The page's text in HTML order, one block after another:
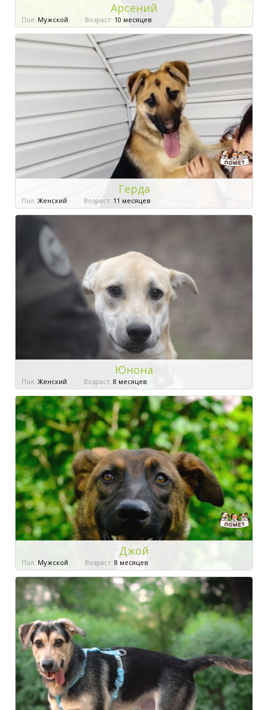
Арсений
Пол: Мужской Возраст: 10 месяцев
Герда
Пол: Женский Возраст: 11 месяцев
Юнона
Пол: Женский Возраст: 8 месяцев
Джой
Пол: Мужской Возраст: 8 месяцев